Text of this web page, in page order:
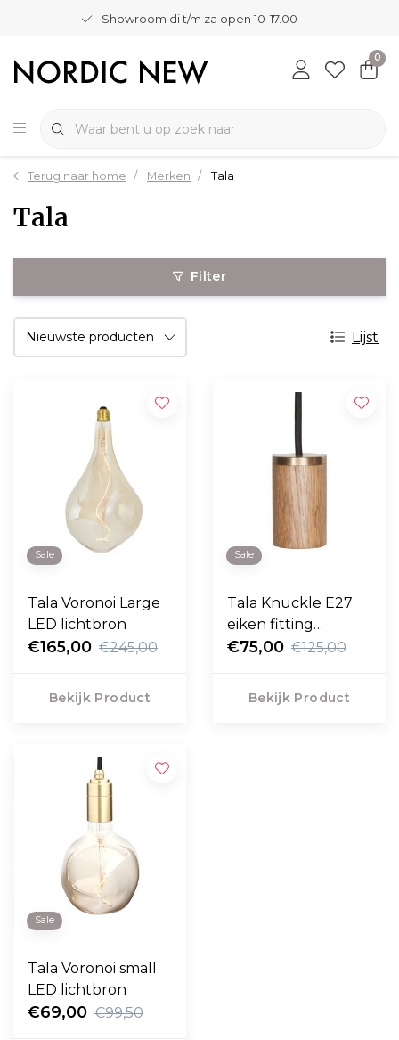
Showroom di t/m za open 10-17.00
0
Terug naar home Merken Tala
Tala
Filter
Lijst
Sale
Tala Voronoi Large
LED lichtbron
€165,00 €245,00
Bekijk Product
Sale
Tala Knuckle E27
eiken fitting
hanglamp
€75,00 €125,00
Bekijk Product
Sale
Tala Voronoi small
LED lichtbron
€69,00 €99,50